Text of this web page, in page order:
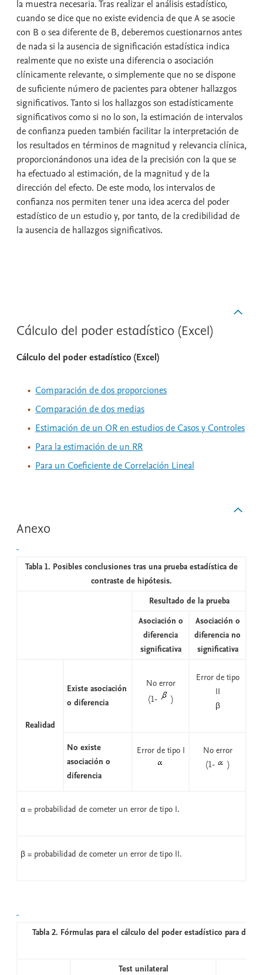
la muestra necesaria. Tras realizar el análisis estadístico,
cuando se dice que no existe evidencia de que A se asocie
con B o sea diferente de B, deberemos cuestionarnos antes
de nada si la ausencia de significación estadística indica
realmente que no existe una diferencia o asociación
clínicamente relevante, o simplemente que no se dispone
de suficiente número de pacientes para obtener hallazgos
significativos. Tanto si los hallazgos son estadísticamente
significativos como si no lo son, la estimación de intervalos
de confianza pueden también facilitar la interpretación de
los resultados en términos de magnitud y relevancia clínica,
proporcionándonos una idea de la precisión con la que se
ha efectuado al estimación, de la magnitud y de la
dirección del efecto. De este modo, los intervalos de
confianza nos permiten tener una idea acerca del poder
estadístico de un estudio y, por tanto, de la credibilidad de
la ausencia de hallazgos significativos.
Cálculo del poder estadístico (Excel)
Cálculo del poder estadístico (Excel)
Comparación de dos proporciones
Comparación de dos medias
Estimación de un OR en estudios de Casos y Controles
Para la estimación de un RR
Para un Coeficiente de Correlación Lineal
Anexo
Tabla 1. Posibles conclusiones tras una prueba estadística de
contraste de hipótesis.
Resultado de la prueba
Asociación o
diferencia
significativa
Asociación o
diferencia no
significativa
Realidad
Existe asociación
o diferencia
No error
(1-
)
Error de tipo
II
β
No existe
asociación o
diferencia
Error de tipo I
No error
(1-
)
α = probabilidad de cometer un error de tipo I.
β = probabilidad de cometer un error de tipo II.
Tabla 2. Fórmulas para el cálculo del poder estadístico para
Test unilateral